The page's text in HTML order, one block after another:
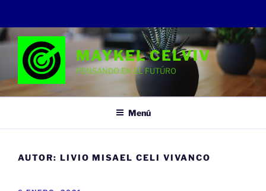
Saltar
al
contenido
MAYKEL CELVIV
PENSANDO EN EL FUTÚRO
Menú
AUTOR: LIVIO MISAEL CELI VIVANCO